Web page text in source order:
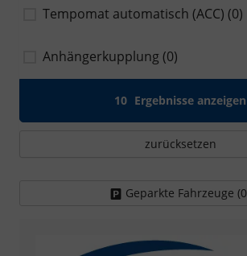
Tempomat automatisch (ACC) (0)
Anhängerkupplung(0)
10 Ergebnisse anzeigen
zurücksetzen
Geparkte Fahrzeuge (0